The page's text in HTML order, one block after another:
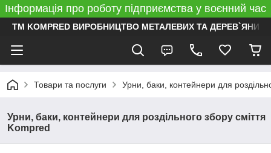
Інформація про роботу підприємства у воєнний час
ТМ KOMPRED ВИРОБНИЦТВО МЕТАЛЕВИХ ТА ДЕРЕВ`ЯНИХ
Товари та послуги Урни, баки, контейнери для
Урни, баки, контейнери для роздільного збору сміття
Kompred